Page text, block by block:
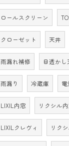
ロールスクリーン
クローゼット 天井
雨漏れ補修 目透かし
雨漏り 冷蔵庫 電
LIXIL内窓 リクシル
LIXILクレヴィ リク